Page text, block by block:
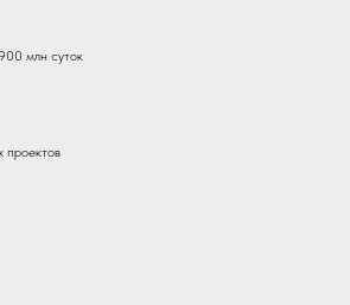
млн суток
проектов